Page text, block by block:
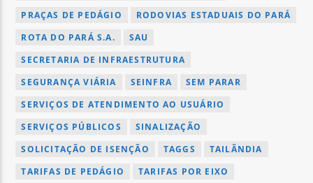
PRAÇAS DE PEDÁGIO
RODOVIAS ESTADUAIS DO PARÁ
ROTA DO PARÁ S.A.
SAU
SECRETARIA DE INFRAESTRUTURA
SEGURANÇA VIÁRIA
SEINFRA
SEM PARAR
SERVIÇOS DE ATENDIMENTO AO USUÁRIO
SERVIÇOS PÚBLICOS
SINALIZAÇÃO
SOLICITAÇÃO DE ISENÇÃO
TAGGS
TAILÂNDIA
TARIFAS DE PEDÁGIO
TARIFAS POR EIXO